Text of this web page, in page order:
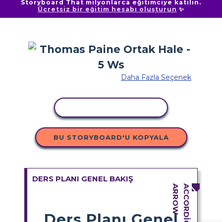
Storyboard That milyonlarca eğitimciye katılın.
Ücretsiz bir eğitim hesabı oluşturun ✨
Daha Fazla Seçenek
BU STORYBOARD'U KOPYALA
DERS PLANI GENEL BAKIŞ